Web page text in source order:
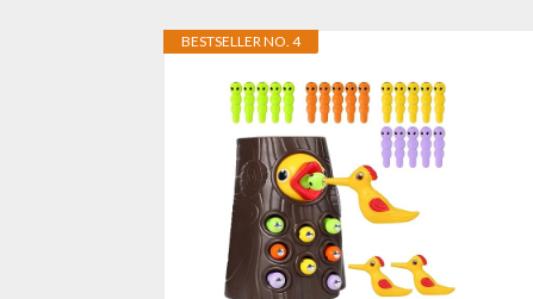
BESTSELLER NO. 4